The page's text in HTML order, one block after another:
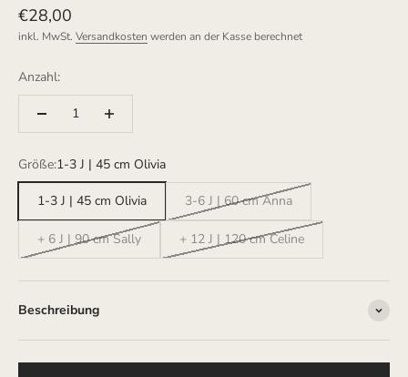
Angebot
€28,00
inkl. MwSt. Versandkosten werden an der Kasse berechnet
Anzahl:
Größe:1-3 J | 45 cm Olivia
1-3 J | 45 cm Olivia 3-6 J | 60 cm Anna
+ 6 J | 90 cm Sally + 12 J | 120 cm Celine
Beschreibung